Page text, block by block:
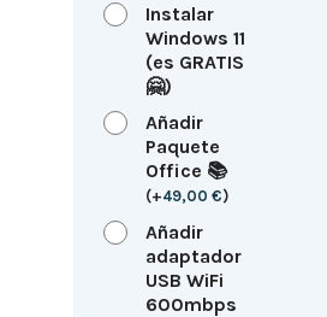
Instalar
Windows 11
(es GRATIS
🤗)
Añadir
Paquete
Office 📚
(+49,00 €)
Añadir
adaptador
USB WiFi
600mbps